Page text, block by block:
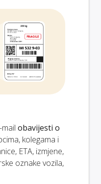
obavijesti o
kolegama i
ETA, izmjene,
oznake vozila,